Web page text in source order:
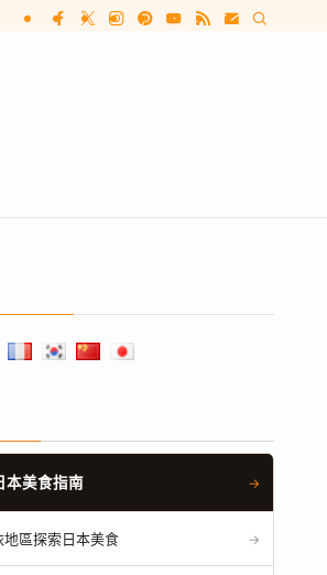
本美食指南 →
地區探索日本美食 →